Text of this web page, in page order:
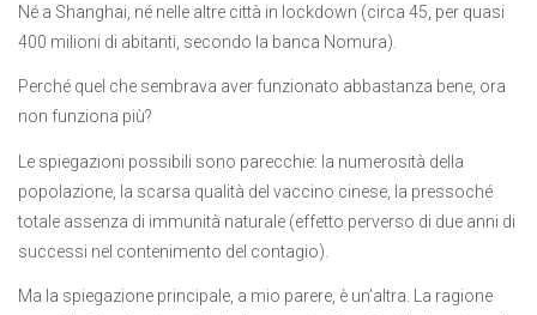
Né a Shanghai, né nelle altre città in lockdown (circa 45, per quasi
400 milioni di abitanti, secondo la banca Nomura).
Perché quel che sembrava aver funzionato abbastanza bene, ora
non funziona più?
Le spiegazioni possibili sono parecchie: la numerosità della
popolazione, la scarsa qualità del vaccino cinese, la pressoché
totale assenza di immunità naturale (effetto perverso di due anni di
successi nel contenimento del contagio).
Ma la spiegazione principale, a mio parere, è un’altra. La ragione